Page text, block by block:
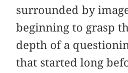
surrounded by
beginning to grasp
depth of a
that started long